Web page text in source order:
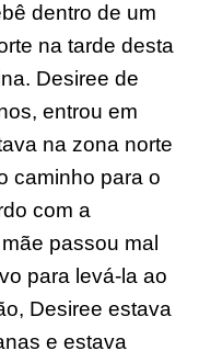
dentro de um
na tarde desta
Desiree de
entrou em
na zona norte
caminho para o
com a
passou mal
para levá-la ao
Desiree estava
e estava